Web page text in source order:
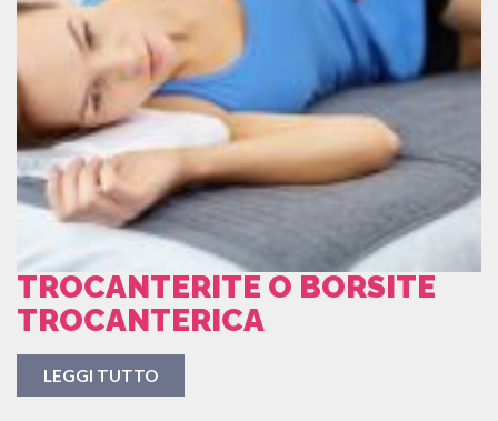
TROCANTERITE O BORSITE
TROCANTERICA
LEGGI TUTTO